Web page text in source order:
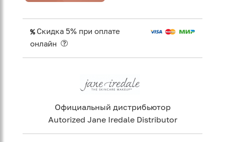
Скидка 5% при оплате
онлайн
Официальный дистрибьютор
Autorized Jane Iredale Distributor